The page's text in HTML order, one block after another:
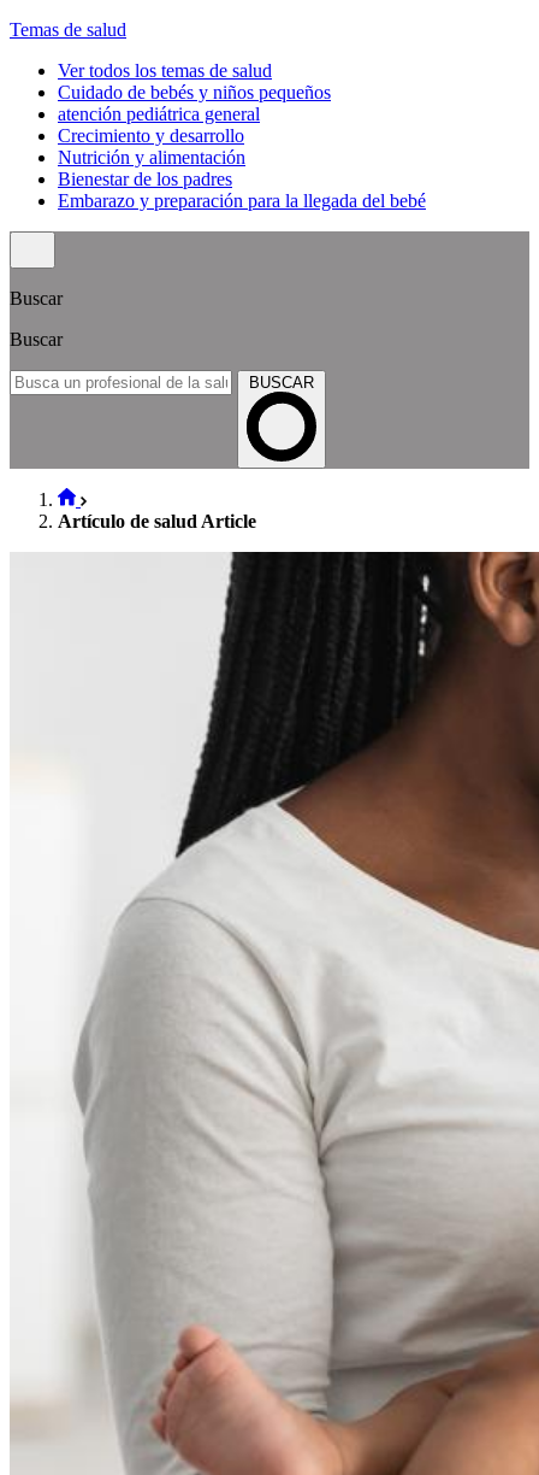
Temas de salud
Ver todos los temas de salud
Cuidado de bebés y niños pequeños
atención pediátrica general
Crecimiento y desarrollo
Nutrición y alimentación
Bienestar de los padres
Embarazo y preparación para la llegada del bebé
Buscar
Buscar
BUSCAR
Artículo de salud Article